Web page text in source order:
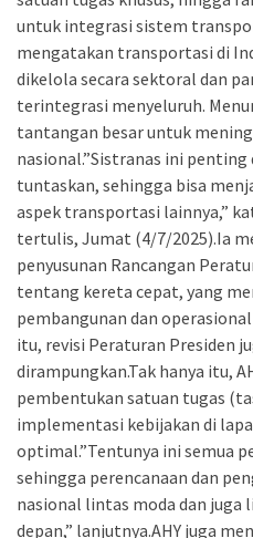
untuk integrasi sistem
mengatakan transportasi di
dikelola secara sektoral dan
terintegrasi menyeluruh.
tantangan besar untuk
nasional.”Sistranas ini penting
tuntaskan, sehingga bisa
aspek transportasi lainnya,”
tertulis, Jumat (4/7/2025).Ia
penyusunan Rancangan
tentang kereta cepat, yang
pembangunan dan
itu, revisi Peraturan Presiden
dirampungkan.Tak hanya itu,
pembentukan satuan tugas
implementasi kebijakan di
optimal.”Tentunya ini semua
sehingga perencanaan dan
nasional lintas moda dan juga
depan,” lanjutnya.AHY juga